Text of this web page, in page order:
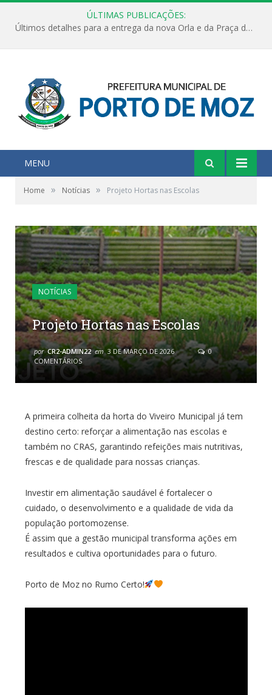
ÚLTIMAS PUBLICAÇÕES:
Últimos detalhes para a entrega da nova Orla e da Praça do Praião
MENU
Home » Notícias » Projeto Hortas nas Escolas
NOTÍCIAS
Projeto Hortas nas Escolas
por CR2-ADMIN22 em 3 DE MARÇO DE 2026
0
COMENTÁRIOS
A primeira colheita da horta do Viveiro Municipal já tem
destino certo: reforçar a alimentação nas escolas e
também no CRAS, garantindo refeições mais nutritivas,
frescas e de qualidade para nossas crianças.
Investir em alimentação saudável é fortalecer o
cuidado, o desenvolvimento e a qualidade de vida da
população portomozense.
É assim que a gestão municipal transforma ações em
resultados e cultiva oportunidades para o futuro.
Porto de Moz no Rumo Certo!